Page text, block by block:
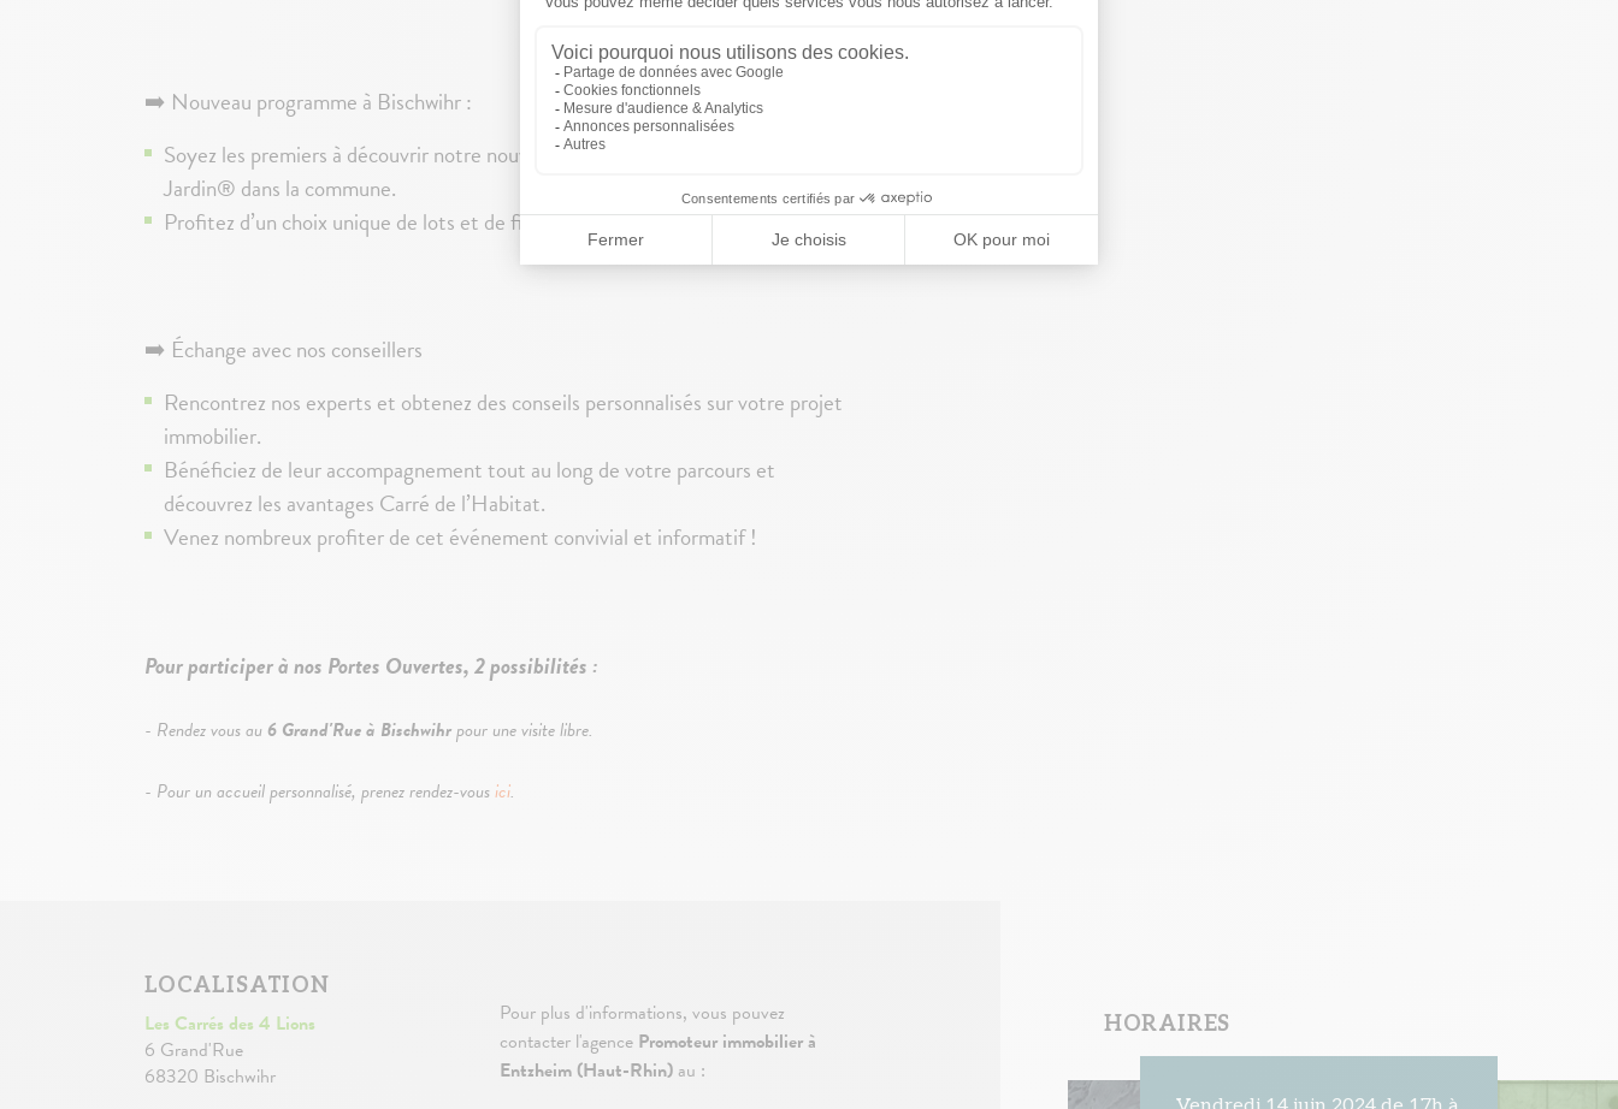
➡️ Nouveau programme à Bischwihr :
Soyez les premiers à découvrir notre nouveau programme de 8 Duplex-
Jardin® dans la commune.
Profitez d’un choix unique de lots et de finitions.
➡️ Échange avec nos conseillers
Rencontrez nos experts et obtenez des conseils personnalisés sur votre projet
immobilier.
Bénéficiez de leur accompagnement tout au long de votre parcours et
découvrez les avantages Carré de l’Habitat.
Venez nombreux profiter de cet événement convivial et informatif !
Pour participer à nos Portes Ouvertes, 2 possibilités :
- Rendez vous au 6 Grand'Rue à Bischwihrpour une visite libre.
- Pour un accueil personnalisé, prenez rendez-vousici.
HORAIRES
LOCALISATION
Les Carrés des 4 Lions
6 Grand'Rue
68320 Bischwihr
Pour plus d'informations, vous pouvez
contacter l'agence Promoteur immobilier à
Entzheim (Haut-Rhin) au :